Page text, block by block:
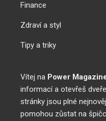
Finance
Zdraví a styl
Tipy a triky
Vítej na Power
informací a otevřeš
stránky jsou plné
pomohou zůstat na